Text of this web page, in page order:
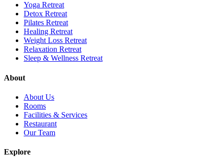
Yoga Retreat
Detox Retreat
Pilates Retreat
Healing Retreat
Weight Loss Retreat
Relaxation Retreat
Sleep & Wellness Retreat
About
About Us
Rooms
Facilities & Services
Restaurant
Our Team
Explore